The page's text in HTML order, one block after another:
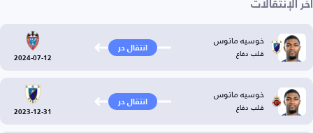
آخر الإنتقالات
خوسيه ماتوس
قلب دفاع انتقال حر
2024-07-12
خوسيه ماتوس
قلب دفاع انتقال حر
2023-12-31